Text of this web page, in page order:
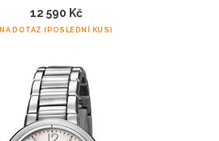
12 590 Kč
NA DOTAZ (POSLEDNÍ KUS)